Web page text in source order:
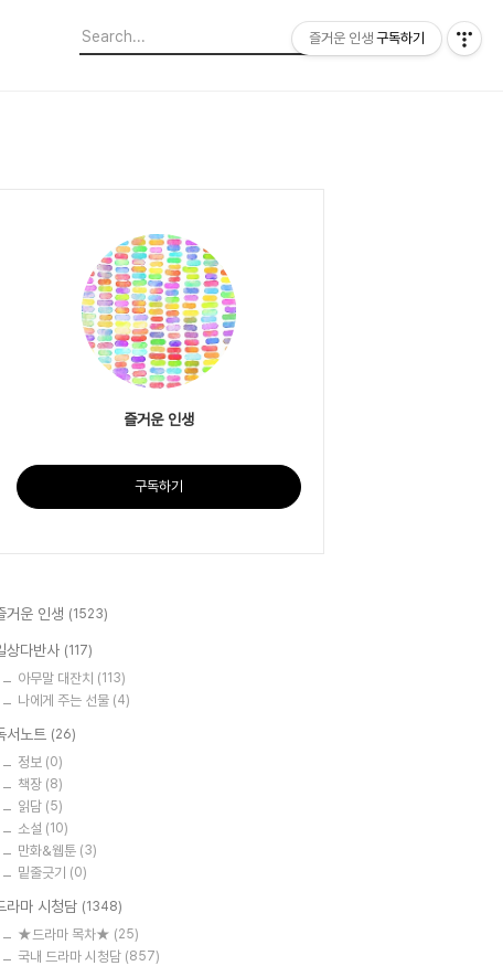
즐거운 인생
구독하기
거운 인생 (1523)
상다반사 (117)
아무말 대잔치 (113)
나에게 주는 선물 (4)
서노트 (26)
정보 (0)
책장 (8)
읽담 (5)
소설 (10)
만화&웹툰 (3)
밑줄긋기 (0)
라마 시청담 (1348)
★드라마 목차★ (25)
국내 드라마 시청담 (857)
즐거운 인생 구독하기